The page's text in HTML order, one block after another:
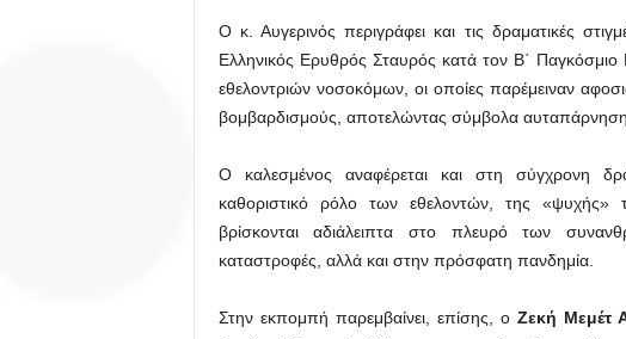
Ο κ. Αυγερινός περιγράφει και τις δραματικές
Ελληνικός Ερυθρός Σταυρός κατά τον Β΄ Παγκόσμιο
εθελοντριών νοσοκόμων, οι οποίες παρέμειναν
βομβαρδισμούς, αποτελώντας σύμβολα
Ο καλεσμένος αναφέρεται και στη σύγχρονη
καθοριστικό ρόλο των εθελοντών, της «ψυχής»
βρίσκονται αδιάλειπτα στο πλευρό των
καταστροφές, αλλά και στην πρόσφατη πανδημία.
Στην εκπομπή παρεμβαίνει, επίσης, ο Ζεκή Μεμέτ